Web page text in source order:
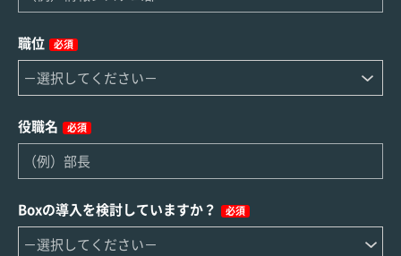
職位 必須
役職名 必須
Boxの導入を検討していますか？ 必須